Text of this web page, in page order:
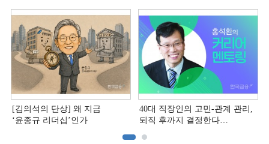
中 첨단기업 리포트⑬]
[김의석의 단상] 왜 지금
‘윤종규 리더십’인가
40대 직장인의 고민-관계 관리,
퇴직 후까지 결정한다